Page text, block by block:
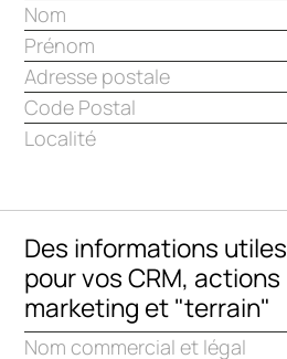
Nom
Prénom
Adresse postale
Code Postal
Localité
Des informations utiles
pour vos CRM, actions
marketing et "terrain"
Nom commercial et légal